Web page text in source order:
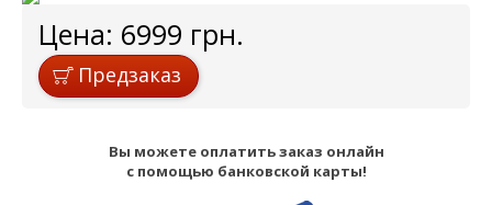
Цена: 6999 грн.
Предзаказ
Вы можете оплатить заказ онлайн
с помощью банковской карты!